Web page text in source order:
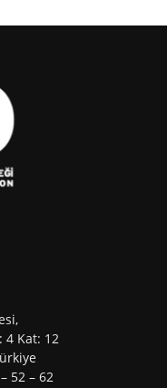
4 Kat: 12
52 – 62